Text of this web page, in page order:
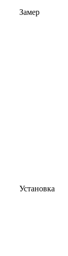
Замер
Установка